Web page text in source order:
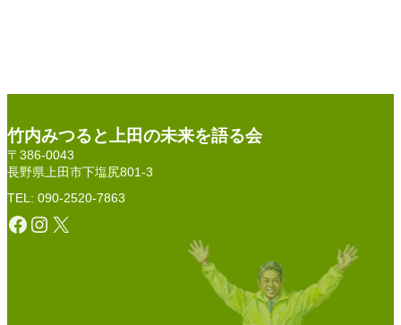
竹内みつると上田の未来を語る会
〒386-0043
長野県上田市下塩尻801-3
TEL: 090-2520-7863
Facebook Instagram X